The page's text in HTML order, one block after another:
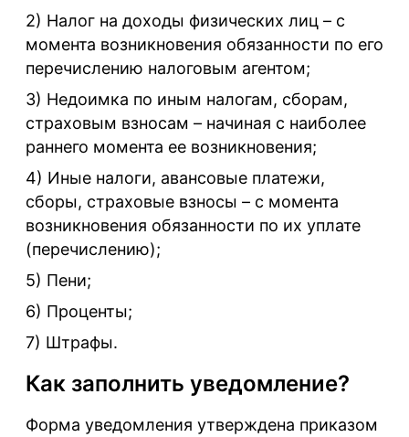
2) Налог на доходы физических лиц – с
момента возникновения обязанности по его
перечислению налоговым агентом;
3) Недоимка по иным налогам, сборам,
страховым взносам – начиная с наиболее
раннего момента ее возникновения;
4) Иные налоги, авансовые платежи,
сборы, страховые взносы – с момента
возникновения обязанности по их уплате
(перечислению);
5) Пени;
6) Проценты;
7) Штрафы.
Как заполнить уведомление?
Форма уведомления утверждена приказом